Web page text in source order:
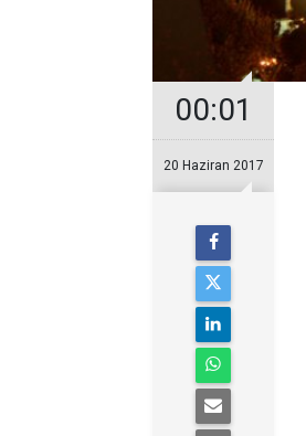
00:01
20 Haziran 2017